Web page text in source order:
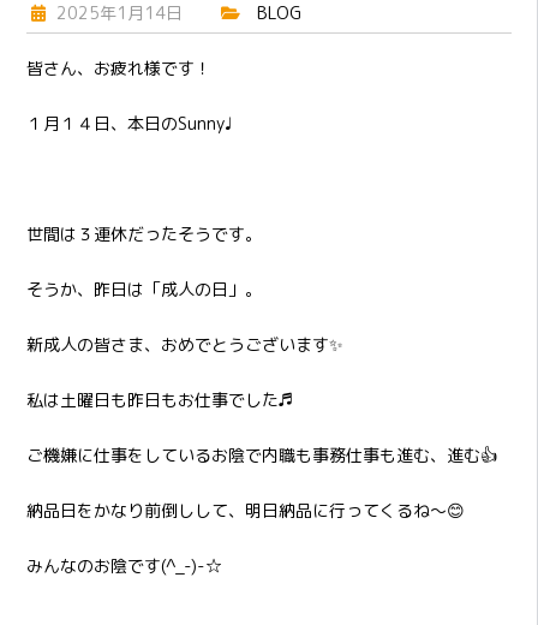
2025年1月14日 BLOG
皆さん、お疲れ様です！
１月１４日、本日のSunny♩
世間は３連休だったそうです。
そうか、昨日は「成人の日」。
新成人の皆さま、おめでとうございます✨
私は土曜日も昨日もお仕事でした♬
ご機嫌に仕事をしているお陰で内職も事務仕事も進む、進む👍
納品日をかなり前倒しして、明日納品に行ってくるね～😊
みんなのお陰です(^_-)-☆